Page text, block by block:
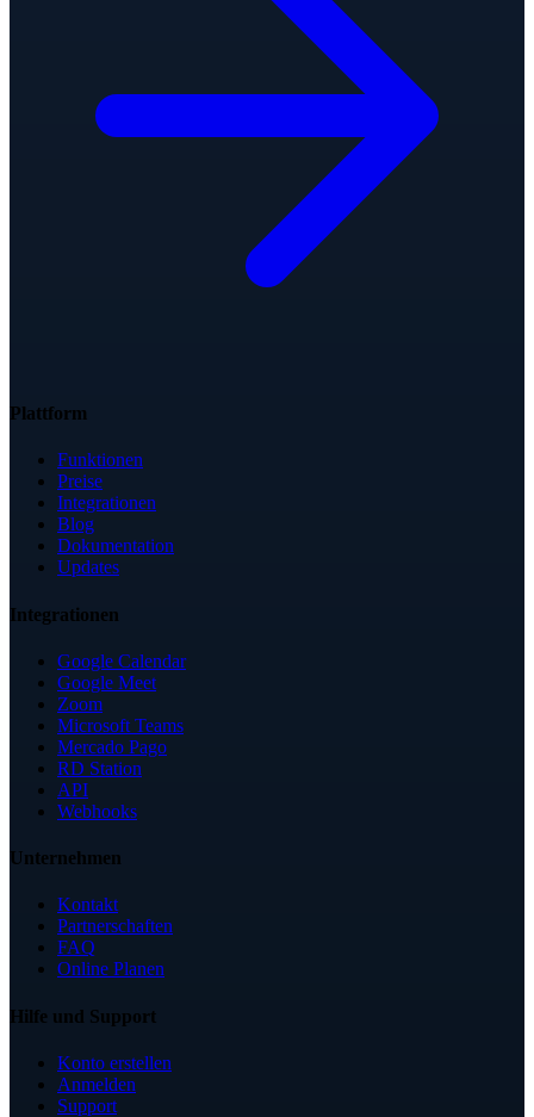
Plattform
Funktionen
Preise
Integrationen
Blog
Dokumentation
Updates
Integrationen
Google Calendar
Google Meet
Zoom
Microsoft Teams
Mercado Pago
RD Station
API
Webhooks
Unternehmen
Kontakt
Partnerschaften
FAQ
Online Planen
Hilfe und Support
Konto erstellen
Anmelden
Support